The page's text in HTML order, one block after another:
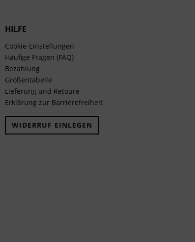
HILFE
Cookie-Einstellungen
Häufige Fragen (FAQ)
Bezahlung
Größentabelle
Lieferung und Retoure
Erklärung zur Barrierefreiheit
WIDERRUF EINLEGEN